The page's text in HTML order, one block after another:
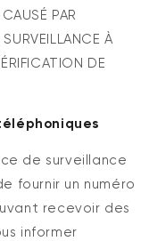
PAR
À
DE
de surveillance
fournir un numéro
recevoir des
informer